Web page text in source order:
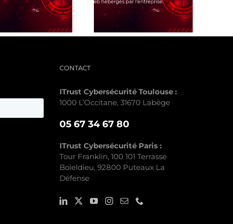
serveur – Méthode de
détection Globale
Fiche Algo UEBA AD
CONTACT
ITrust Cybersécurité Toulouse :
1000 L’Occitane, 31670 Labège
05 67 34 67 80
ITrust Cybersécurité Paris :
Tour Franklin, 100 101 Terrasse
Boieldieu, 92800 Puteaux La
Défense